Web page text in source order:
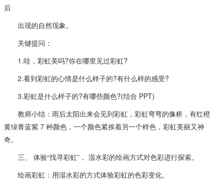
后
出现的自然现象。
关键提问：
1.哇，彩虹美吗?你在哪里见过彩虹?
2.看到彩虹的心情是什么样子的?有什么样的感受?
3.彩虹是什么样子的?有哪些颜色?(结合 PPT)
教师小结：雨后太阳出来会见到彩虹，彩虹弯弯的像桥，有红橙
黄绿青蓝紫 7 种颜色，一个颜色紧挨着另一个样色，彩虹美丽又神
奇。
三、 体验“找寻彩虹”， 湿水彩的绘画方式对色彩进行探索。
绘画彩虹：用湿水彩的方式体验彩虹的色彩变化。